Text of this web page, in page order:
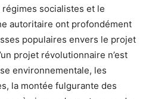
socialistes et le
autoritaire ont profondément
populaires envers le projet
projet révolutionnaire n’est
environnementale, les
la montée fulgurante des